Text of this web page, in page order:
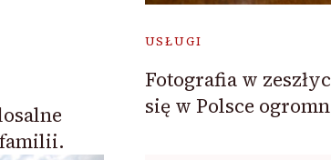
USŁUGI
Fotografia w
się w Polsce